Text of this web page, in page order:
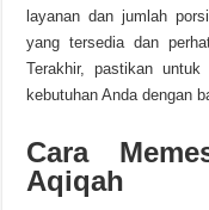
layanan dan jumlah
yang tersedia dan
Terakhir, pastikan
kebutuhan Anda dengan
Cara
Aqiqah